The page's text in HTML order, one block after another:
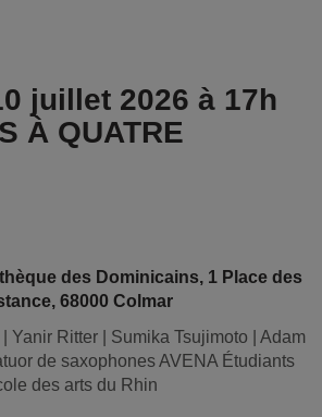
juillet 2026 à 17h
À QUATRE
des Dominicains, 1 Place des
68000 Colmar
Yanir Ritter | Sumika Tsujimoto | Adam
de saxophones AVENA Étudiants
des arts du Rhin